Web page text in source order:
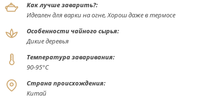
Как лучше заварить?:
Идеален для варки на огне, Хорош даже в термосе
Особенности чайного сырья:
Дикие деревья
Температура заваривания:
90-95°С
Страна происхождения:
Китай